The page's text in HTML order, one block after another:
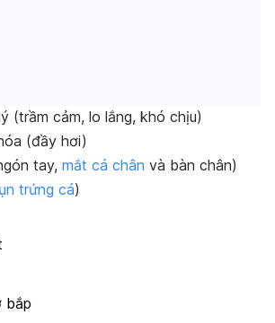
(trầm cảm, lo lắng, khó chịu)
(đầy hơi)
tay, mắt cá chân và bàn chân)
trứng cá)
bắp